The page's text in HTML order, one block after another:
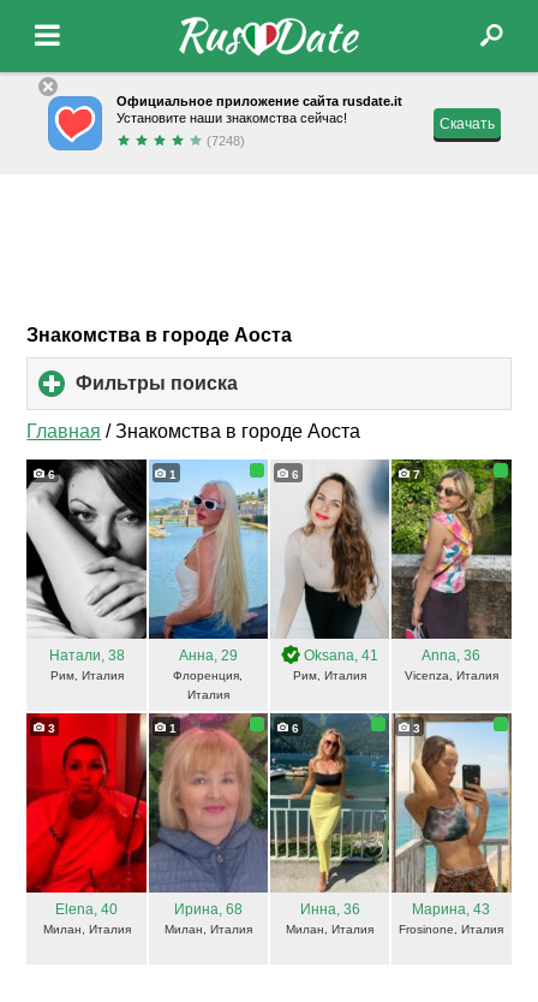
Официальное приложение сайта rusdate.it
Установите наши знакомства сейчас!
(7248)
Скачать
Знакомства в городе Аоста
Фильтры поиска
to
expand
contents
Главная /Знакомства в городе Аоста
6
Натали, 38
Рим, Италия
1
Анна, 29
Флоренция,
Италия
6
Oksana, 41
Рим, Италия
7
Anna, 36
Vicenza, Италия
3
Elena, 40
Милан, Италия
1
Ирина, 68
Милан, Италия
6
Инна, 36
Милан, Италия
3
Марина, 43
Frosinone, Италия